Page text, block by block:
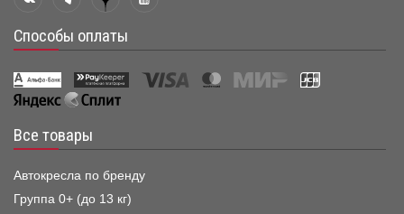
Способы оплаты
Все товары
Автокресла по бренду
Группа 0+ (до 13 кг)